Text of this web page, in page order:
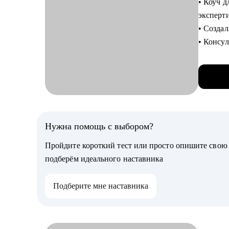
•
•
• Коуч
•
•
•
•
Нужна помощь с выбором?
Пройдите короткий тест или просто опишите
подберём идеального наставника
Подберите мне наставника